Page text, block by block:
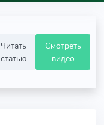
Читать
статью
Смотреть
видео